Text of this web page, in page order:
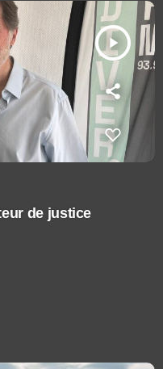
play_arrow
de justice